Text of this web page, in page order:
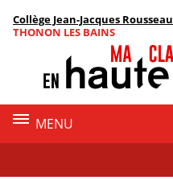
Menu de la rubrique
Contenu
Collège Jean-Jacques Rousseau
THONON LES BAINS
MENU